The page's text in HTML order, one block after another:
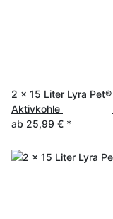
2 x 15 Liter Lyra
Aktivkohle
ab 25,99 € *